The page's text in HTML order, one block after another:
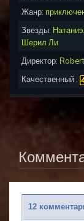
Жанр:
Звезды:
Шерил Ли
Директор:
Качественный :
12